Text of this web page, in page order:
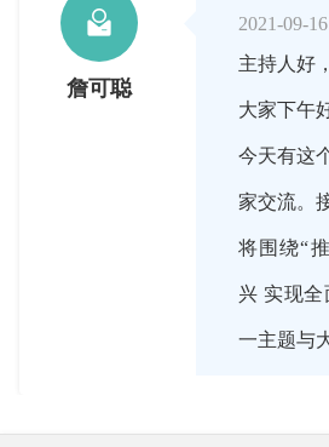

詹可聪
2021-09-
主持人好
大家下午
今天有这
家交流。
将围绕“
兴 实现全
一主题与